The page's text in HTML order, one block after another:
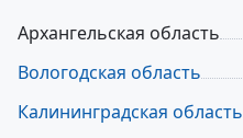
Архангельская область
Вологодская область
Калининградская область